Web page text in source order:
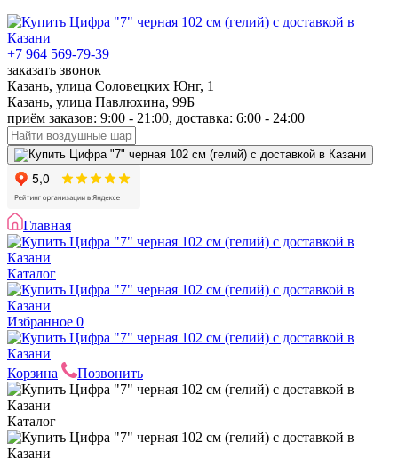
+7 964 569-79-39
заказать звонок
Казань, улица Соловецких Юнг, 1
Казань, улица Павлюхина, 99Б
приём заказов: 9:00 - 21:00, доставка: 6:00 - 24:00
Главная
Каталог
Избранное 0
Корзина Позвонить
Каталог